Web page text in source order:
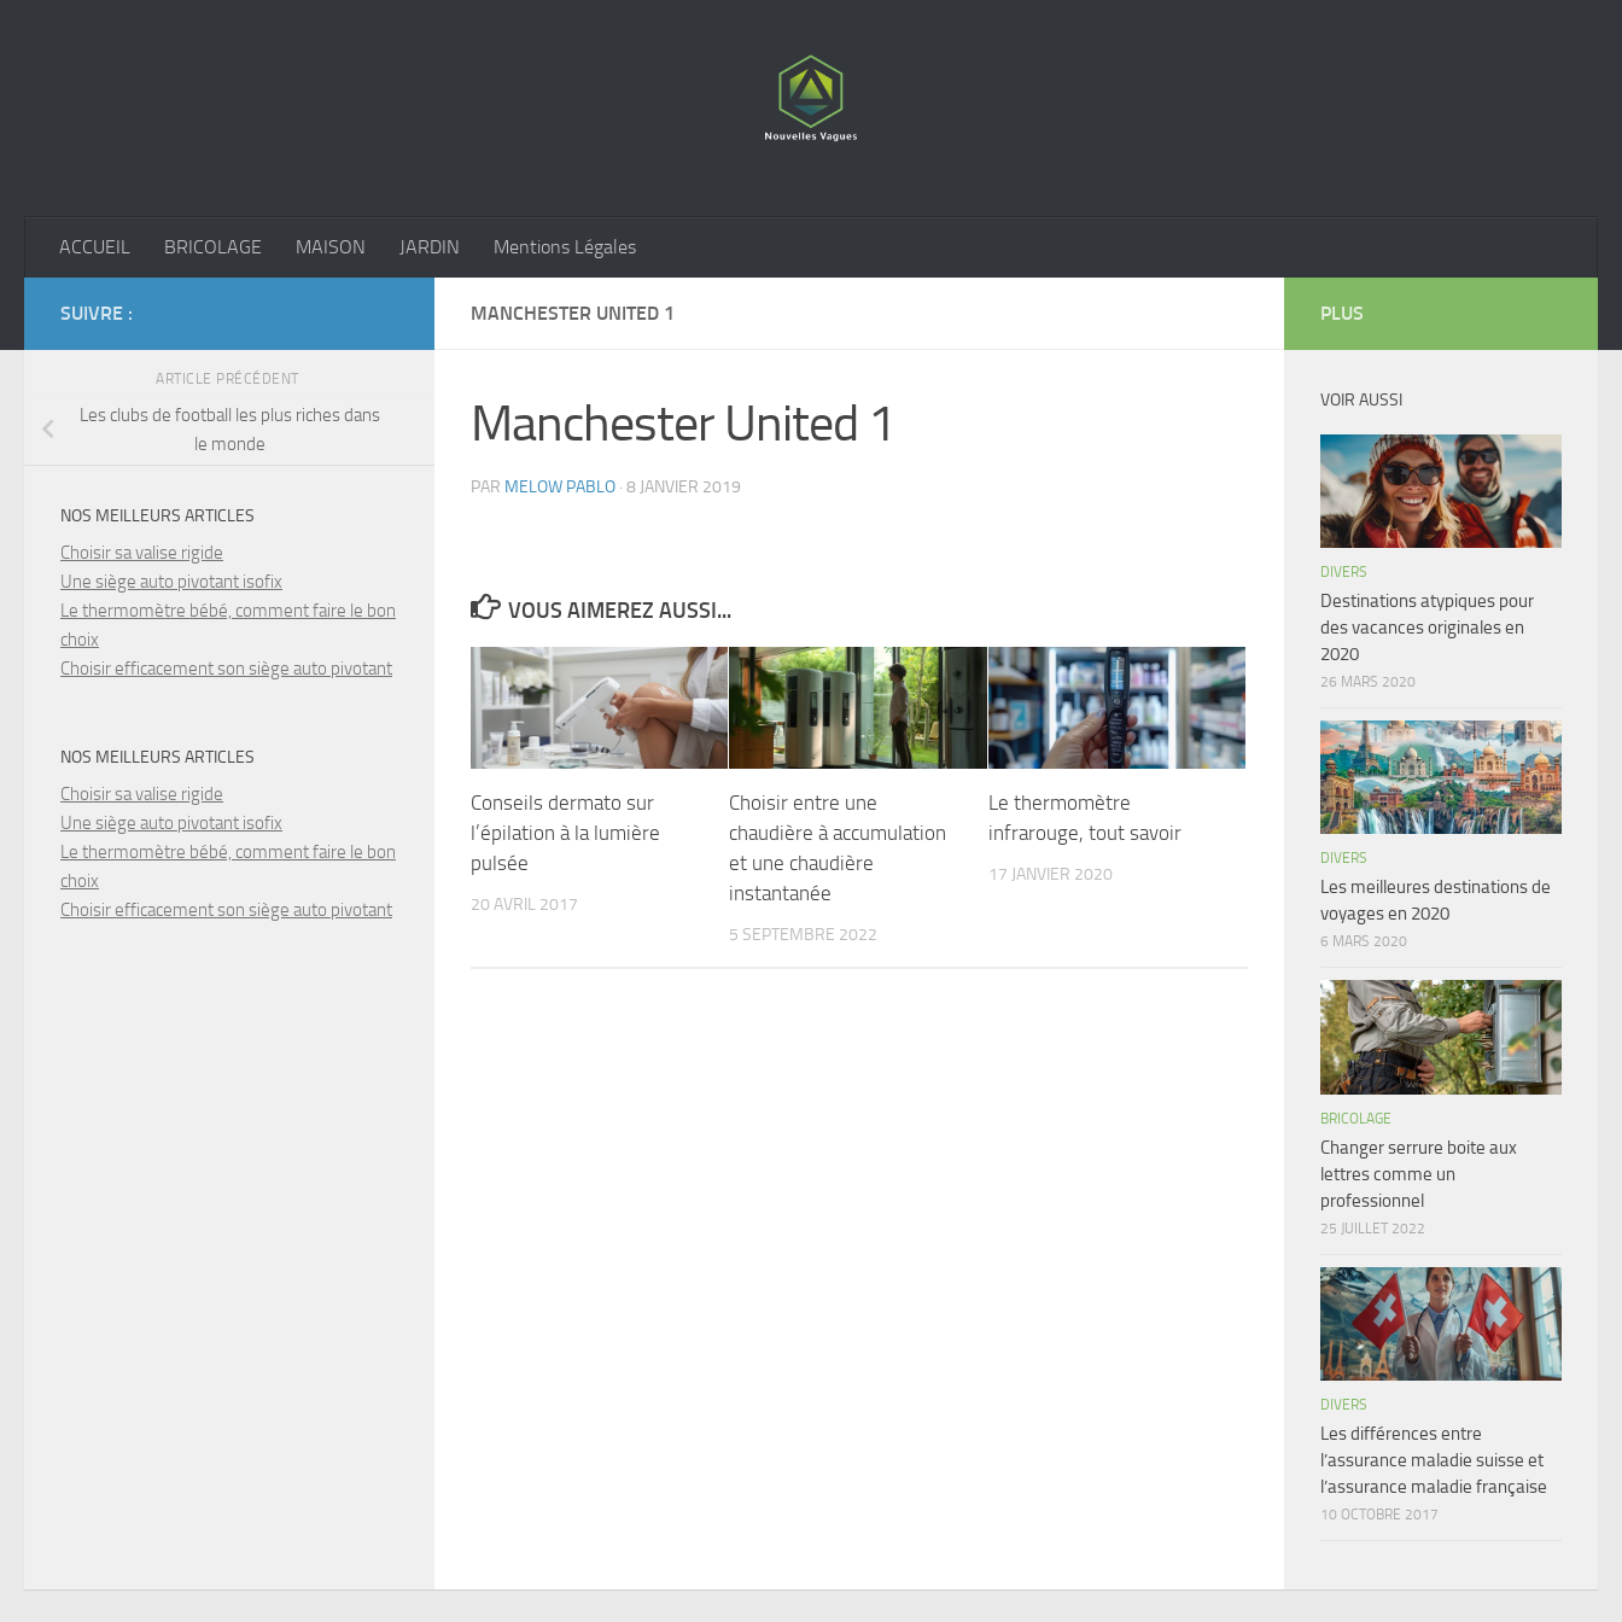
ACCUEIL BRICOLAGE MAISON JARDIN Mentions Légales
MANCHESTER UNITED 1
Manchester United 1
PAR MELOW PABLO · 8 JANVIER 2019
VOUS AIMEREZ AUSSI...
Conseils dermato sur
l’épilation à la lumière
pulsée
20 AVRIL 2017
Choisir entre une
chaudière à accumulation
et une chaudière
instantanée
5 SEPTEMBRE 2022
Le thermomètre
infrarouge, tout savoir
17 JANVIER 2020
SUIVRE :
ARTICLE PRÉCÉDENT
Les clubs de football les plus riches dans
le monde
NOS MEILLEURS ARTICLES
Choisir sa valise rigide
Une siège auto pivotant isofix
Le thermomètre bébé, comment faire le bon
choix
Choisir efficacement son siège auto pivotant
NOS MEILLEURS ARTICLES
Choisir sa valise rigide
Une siège auto pivotant isofix
Le thermomètre bébé, comment faire le bon
choix
Choisir efficacement son siège auto pivotant
PLUS
VOIR AUSSI
DIVERS
Destinations atypiques pour
des vacances originales en
2020
26 MARS 2020
DIVERS
Les meilleures destinations de
voyages en 2020
6 MARS 2020
BRICOLAGE
Changer serrure boite aux
lettres comme un
professionnel
25 JUILLET 2022
DIVERS
Les différences entre
l’assurance maladie suisse et
l’assurance maladie française
10 OCTOBRE 2017